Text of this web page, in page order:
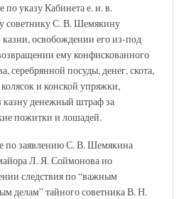
по указу Кабинета е. и. в.
советнику С. В. Шемякину
освобождении его из-под
ему конфискованного
серебрянной посуды, денег, скота,
и конской упряжки,
казну денежный штраф за
пожитки и лошадей.
по заявлению С. В. Шемякина
Л. Я. Соймонова ио
следствия по “важным
делам” тайного советника В. Н.